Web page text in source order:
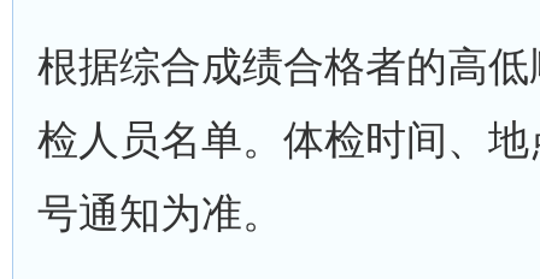
根据综合成绩合格者的高
检人员名单。体检时间、
号通知为准。